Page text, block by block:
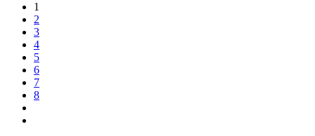
1
2
3
4
5
6
7
8